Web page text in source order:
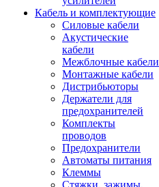
Кабель и комплектующие
Силовые кабели
Акустические
кабели
Межблочные кабели
Монтажные кабели
Дистрибьюторы
Держатели для
предохранителей
Комплекты
проводов
Предохранители
Автоматы питания
Клеммы
Стяжки, зажимы,